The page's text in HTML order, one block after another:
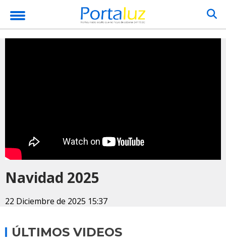
Navidad 2025
22 Diciembre de 2025 15:37
ÚLTIMOS VIDEOS